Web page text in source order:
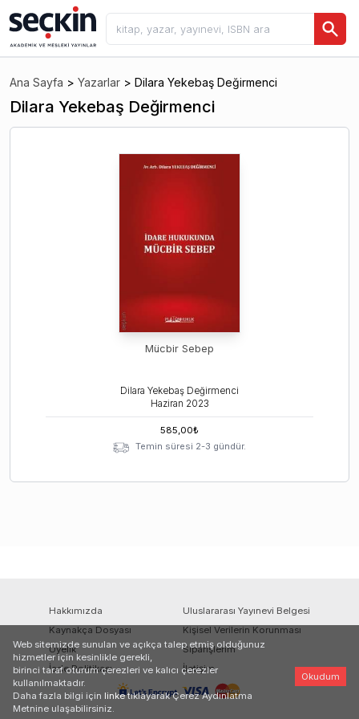
Ana Sayfa > Yazarlar > Dilara Yekebaş Değirmenci
Dilara Yekebaş Değirmenci
Mücbir Sebep
Dilara Yekebaş Değirmenci
Haziran 2023
585,00₺
Temin süresi 2-3 gündür.
Hakkımızda
Uluslararası Yayınevi Belgesi
Kaynakça Dosyası
Kişisel Verilerin Korunması
Üyelik
Siparişlerim
İade Politikası
İletişim
Web sitemizde sunulan ve açıkça talep etmiş olduğunuz
hizmetler için kesinlikle gerekli,
birinci taraf oturum çerezleri ve kalıcı çerezler
kullanılmaktadır.
Daha fazla bilgi için linke tıklayarak Çerez Aydınlatma
Metnine ulaşabilirsiniz.
Okudum